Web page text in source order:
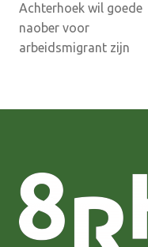
navigatie
Achterhoek wil goede
naober voor
arbeidsmigrant zijn